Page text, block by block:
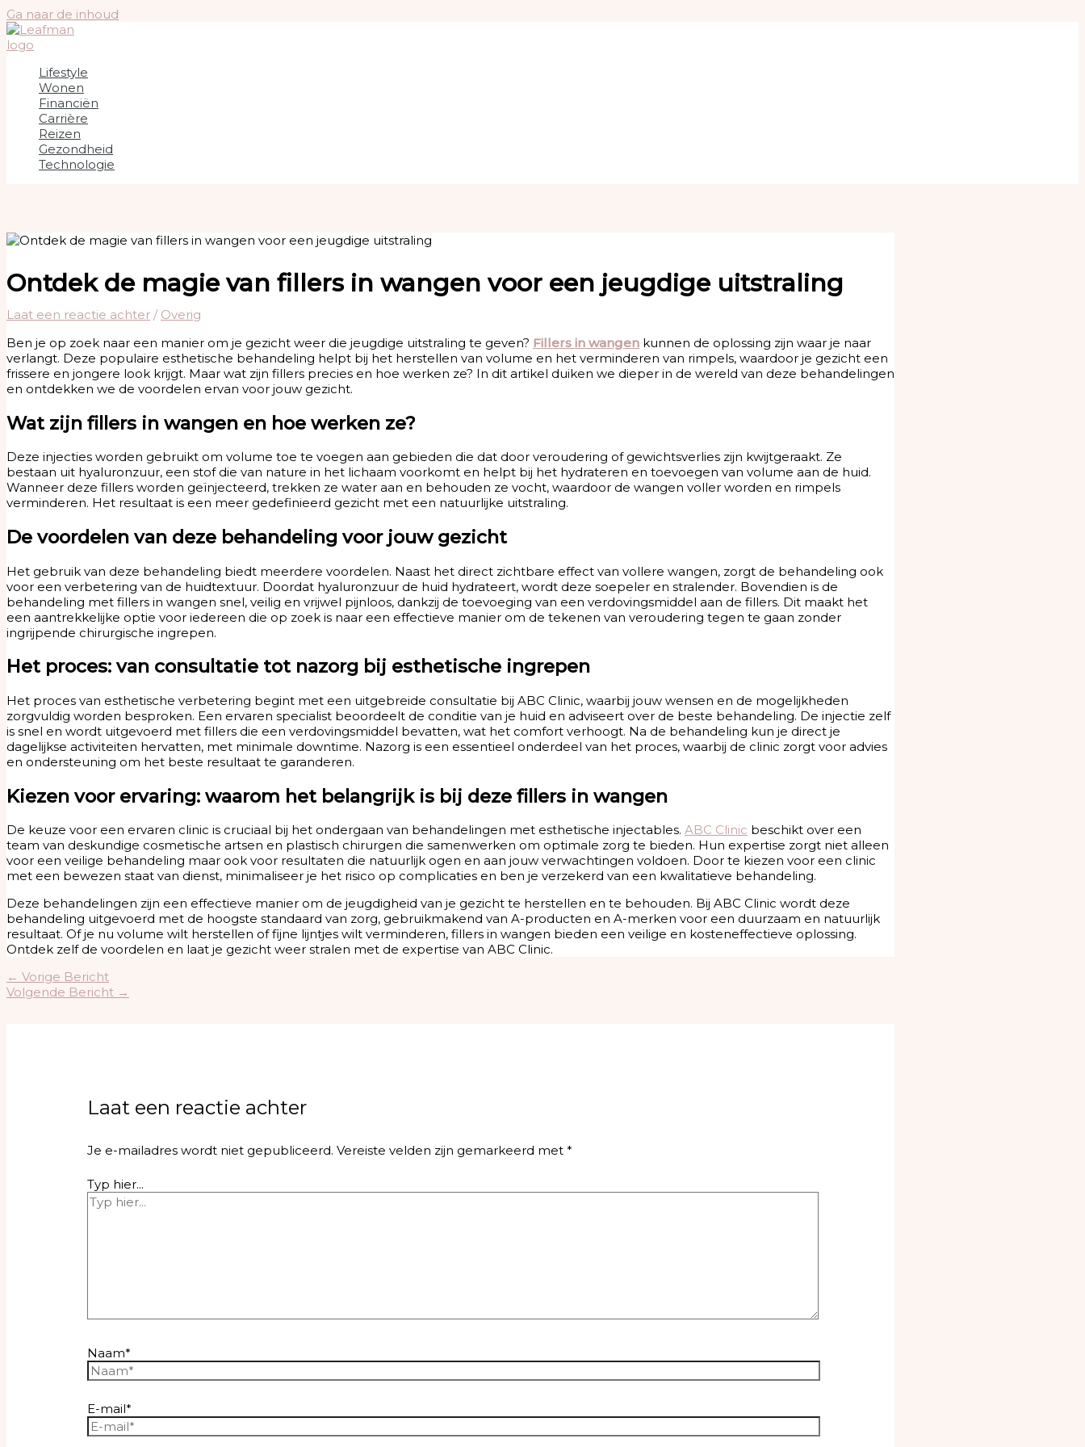
Ga naar de inhoud
Lifestyle
Wonen
Financiën
Carrière
Reizen
Gezondheid
Technologie
Ontdek de magie van fillers in wangen voor een jeugdige uitstraling
Laat een reactie achter / Overig
Ben je op zoek naar een manier om je gezicht weer die jeugdige uitstraling te geven? Fillers in wangen kunnen de oplossing zijn waar je naar
verlangt. Deze populaire esthetische behandeling helpt bij het herstellen van volume en het verminderen van rimpels, waardoor je gezicht een
frissere en jongere look krijgt. Maar wat zijn fillers precies en hoe werken ze? In dit artikel duiken we dieper in de wereld van deze behandelingen
en ontdekken we de voordelen ervan voor jouw gezicht.
Wat zijn fillers in wangen en hoe werken ze?
Deze injecties worden gebruikt om volume toe te voegen aan gebieden die dat door veroudering of gewichtsverlies zijn kwijtgeraakt. Ze
bestaan uit hyaluronzuur, een stof die van nature in het lichaam voorkomt en helpt bij het hydrateren en toevoegen van volume aan de huid.
Wanneer deze fillers worden geïnjecteerd, trekken ze water aan en behouden ze vocht, waardoor de wangen voller worden en rimpels
verminderen. Het resultaat is een meer gedefinieerd gezicht met een natuurlijke uitstraling.
De voordelen van deze behandeling voor jouw gezicht
Het gebruik van deze behandeling biedt meerdere voordelen. Naast het direct zichtbare effect van vollere wangen, zorgt de behandeling ook
voor een verbetering van de huidtextuur. Doordat hyaluronzuur de huid hydrateert, wordt deze soepeler en stralender. Bovendien is de
behandeling met fillers in wangen snel, veilig en vrijwel pijnloos, dankzij de toevoeging van een verdovingsmiddel aan de fillers. Dit maakt het
een aantrekkelijke optie voor iedereen die op zoek is naar een effectieve manier om de tekenen van veroudering tegen te gaan zonder
ingrijpende chirurgische ingrepen.
Het proces: van consultatie tot nazorg bij esthetische ingrepen
Het proces van esthetische verbetering begint met een uitgebreide consultatie bij ABC Clinic, waarbij jouw wensen en de mogelijkheden
zorgvuldig worden besproken. Een ervaren specialist beoordeelt de conditie van je huid en adviseert over de beste behandeling. De injectie zelf
is snel en wordt uitgevoerd met fillers die een verdovingsmiddel bevatten, wat het comfort verhoogt. Na de behandeling kun je direct je
dagelijkse activiteiten hervatten, met minimale downtime. Nazorg is een essentieel onderdeel van het proces, waarbij de clinic zorgt voor advies
en ondersteuning om het beste resultaat te garanderen.
Kiezen voor ervaring: waarom het belangrijk is bij deze fillers in wangen
De keuze voor een ervaren clinic is cruciaal bij het ondergaan van behandelingen met esthetische injectables. ABC Clinic beschikt over een
team van deskundige cosmetische artsen en plastisch chirurgen die samenwerken om optimale zorg te bieden. Hun expertise zorgt niet alleen
voor een veilige behandeling maar ook voor resultaten die natuurlijk ogen en aan jouw verwachtingen voldoen. Door te kiezen voor een clinic
met een bewezen staat van dienst, minimaliseer je het risico op complicaties en ben je verzekerd van een kwalitatieve behandeling.
Deze behandelingen zijn een effectieve manier om de jeugdigheid van je gezicht te herstellen en te behouden. Bij ABC Clinic wordt deze
behandeling uitgevoerd met de hoogste standaard van zorg, gebruikmakend van A-producten en A-merken voor een duurzaam en natuurlijk
resultaat. Of je nu volume wilt herstellen of fijne lijntjes wilt verminderen, fillers in wangen bieden een veilige en kosteneffectieve oplossing.
Ontdek zelf de voordelen en laat je gezicht weer stralen met de expertise van ABC Clinic.
← Vorige Bericht
Volgende Bericht →
Laat een reactie achter
Je e-mailadres wordt niet gepubliceerd. Vereiste velden zijn gemarkeerd met*
Typ hier...
Naam*
E-mail*